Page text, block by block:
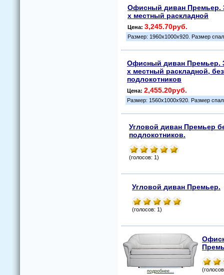
Офисный диван Премьер.
х местный раскладной
Цена: 3,245.70руб.
Размер: 1960х1000х920. Размер
Офисный диван Премьер.
х местный раскладной, без
подлокотников
Цена: 2,455.20руб.
Размер: 1560х1000х920. Размер
Угловой диван Премьер
подлокотников.
(голосов: 1)
Угловой диван Премьер.
(голосов: 1)
подробнее...